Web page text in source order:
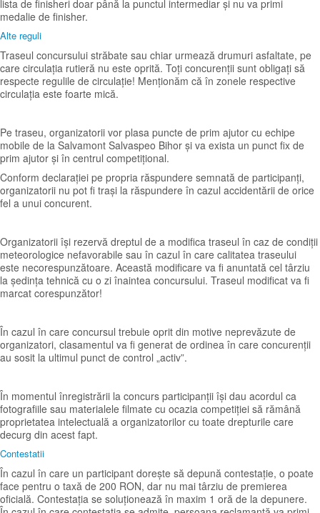
lista de finisheri doar până la punctul intermediar și nu va primi
medalie de finisher.
Alte reguli
Traseul concursului străbate sau chiar urmează drumuri asfaltate, pe
care circulația rutieră nu este oprită. Toți concurenții sunt obligați să
respecte regulile de circulație! Menționăm că în zonele respective
circulația este foarte mică.
Pe traseu, organizatorii vor plasa puncte de prim ajutor cu echipe
mobile de la Salvamont Salvaspeo Bihor și va exista un punct fix de
prim ajutor și în centrul competițional.
Conform declarației pe propria răspundere semnată de participanți,
organizatorii nu pot fi trași la răspundere în cazul accidentării de orice
fel a unui concurent.
Organizatorii își rezervă dreptul de a modifica traseul în caz de condiții
meteorologice nefavorabile sau în cazul în care calitatea traseului
este necorespunzătoare. Această modificare va fi anuntată cel târziu
la ședința tehnică cu o zi înaintea concursului. Traseul modificat va fi
marcat corespunzător!
În cazul în care concursul trebuie oprit din motive neprevăzute de
organizatori, clasamentul va fi generat de ordinea în care concurenții
au sosit la ultimul punct de control „activ”.
În momentul înregistrării la concurs participanții își dau acordul ca
fotografiile sau materialele filmate cu ocazia competiției să rămână
proprietatea intelectuală a organizatorilor cu toate drepturile care
decurg din acest fapt.
Contestatii
În cazul în care un participant dorește să depună contestație, o poate
face pentru o taxă de 200 RON, dar nu mai târziu de premierea
oficială. Contestația se soluționează în maxim 1 oră de la depunere.